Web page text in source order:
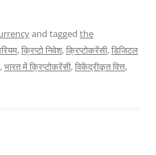
and tagged the
,क्रिप्टो निवेश,क्रिप्टोकरेंसी,डिजिटल
,भारत में क्रिप्टोकरेंसी,विकेंद्रीकृत वित्त,